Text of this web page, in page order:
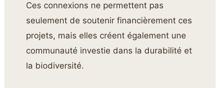
Ces connexions ne permettent pas
seulement de soutenir financièrement ces
projets, mais elles créent également une
communauté investie dans la durabilité et
la biodiversité.